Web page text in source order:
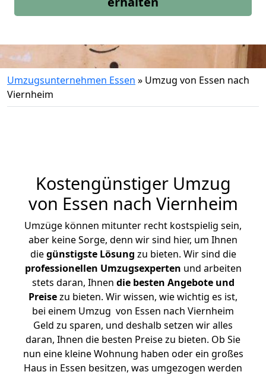
Umzugsunternehmen Essen » Umzug von Essen nach
Viernheim
Kostengünstiger Umzug
von Essen nach Viernheim
Umzüge können mitunter recht kostspielig sein,
aber keine Sorge, denn wir sind hier, um Ihnen
diegünstigste Lösung zu bieten. Wir sind die
professionellen Umzugsexperten und arbeiten
stets daran, Ihnen die besten Angebote und
Preisezu bieten. Wir wissen, wie wichtig es ist,
bei einem Umzug von Essen nach Viernheim
Geld zu sparen, und deshalb setzen wir alles
daran, Ihnen die besten Preise zu bieten. Ob Sie
nun eine kleine Wohnung haben oder ein großes
Haus in Essen besitzen, was umgezogen werden